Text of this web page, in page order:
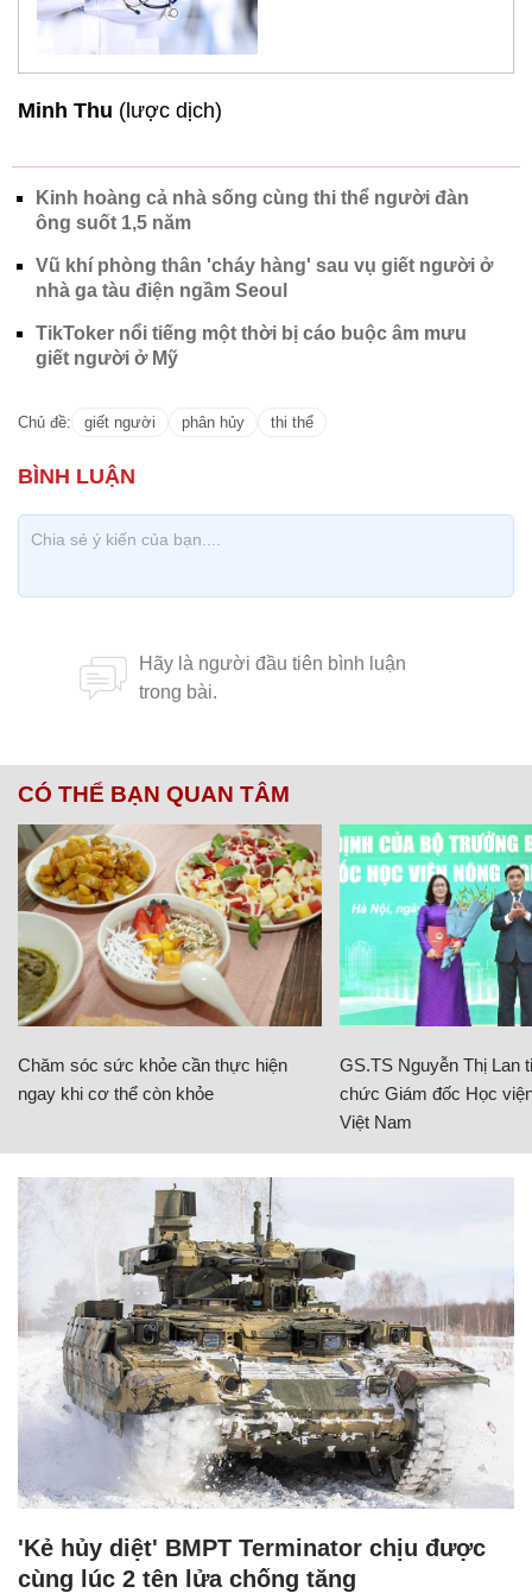
Minh Thu (lược dịch)
Kinh hoàng cả nhà sống cùng thi thể người đàn
ông suốt 1,5 năm
Vũ khí phòng thân 'cháy hàng' sau vụ giết người ở
nhà ga tàu điện ngầm Seoul
TikToker nổi tiếng một thời bị cáo buộc âm mưu
giết người ở Mỹ
Chủ đề: giết người phân hủy thi thể
CÓ THỂ BẠN QUAN TÂM
Chăm sóc sức khỏe cần thực hiện
ngay khi cơ thể còn khỏe
GS.TS Nguyễn Thị Lan
chức Giám đốc Học
Việt Nam
'Kẻ hủy diệt' BMPT Terminator chịu được
cùng lúc 2 tên lửa chống tăng